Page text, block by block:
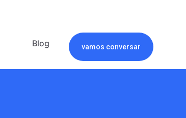
Blog vamos conversar